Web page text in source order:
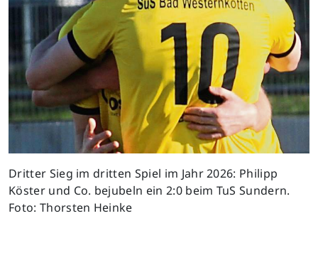
Dritter Sieg im dritten Spiel im Jahr 2026: Philipp
Köster und Co. bejubeln ein 2:0 beim TuS Sundern.
Foto: Thorsten Heinke